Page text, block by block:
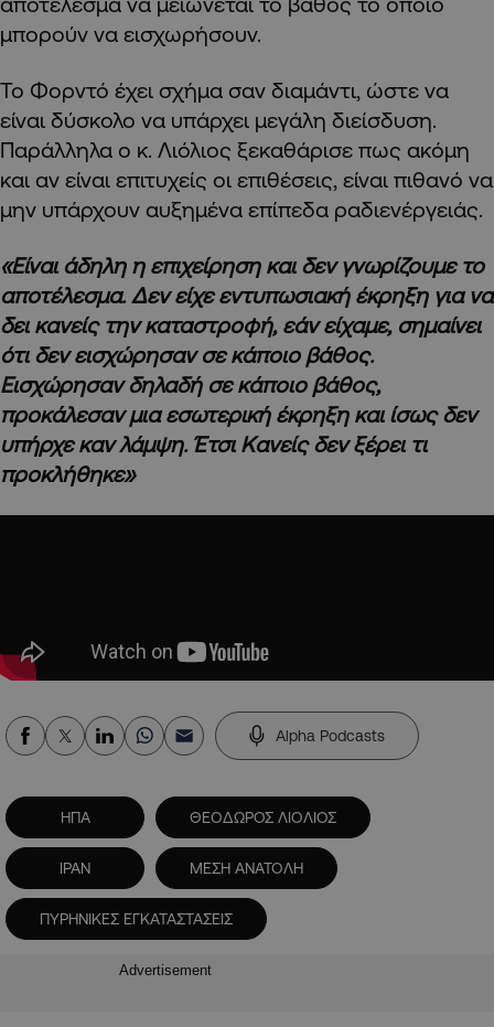
μπορούν να εισχωρήσουν.
Το Φορντό έχει σχήμα σαν διαμάντι, ώστε να
είναι δύσκολο να υπάρχει μεγάλη διείσδυση.
Παράλληλα ο κ. Λιόλιος ξεκαθάρισε πως ακόμη
και αν είναι επιτυχείς οι επιθέσεις, είναι πιθανό να
μην υπάρχουν αυξημένα επίπεδα ραδιενέργειάς.
«Είναι άδηλη η επιχείρηση και δεν γνωρίζουμε το
αποτέλεσμα. Δεν είχε εντυπωσιακή έκρηξη για να
δει κανείς την καταστροφή, εάν είχαμε, σημαίνει
ότι δεν εισχώρησαν σε κάποιο βάθος.
Εισχώρησαν δηλαδή σε κάποιο βάθος,
προκάλεσαν μια εσωτερική έκρηξη και ίσως δεν
υπήρχε καν λάμψη. Έτσι Κανείς δεν ξέρει τι
προκλήθηκε»
Alpha Podcasts
ΗΠΑ ΘΕΟΔΩΡΟΣ ΛΙΟΛΙΟΣ
ΙΡΑΝ ΜΕΣΗ ΑΝΑΤΟΛΗ
ΠΥΡΗΝΙΚΕΣ ΕΓΚΑΤΑΣΤΑΣΕΙΣ
Advertisement